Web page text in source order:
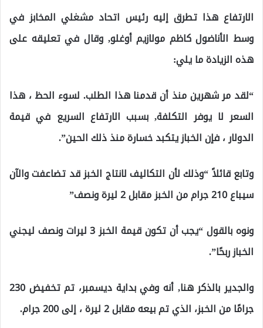
الارتفاع هذا تطرق إليه رئيس اتحاد مشغلي المخابز في
وسط الأناضول كاظم مولازيم أوغلو, وقال في تعليقه على
هذه الزيادة ما يلي:
“لقد مر شهرين منذ أن قدمنا ​​هذا الطلب. لسوء الحظ ، هذا
السعر لا يوفر التكلفة, بسبب الارتفاع السريع في قيمة
الدولار ، فإن الخباز يتكبد خسارة منذ ذلك الحين”.
وتابع قائلاً “وذلك لأن التكاليف لانتاج الخبز قد تضاعفت والآن
سيباع 210 جرام من الخبز مقابل 2 ليرة ونصف”
ونوه بالقول “يجب أن تكون قيمة الخبز 3 ليرات ونصف ليجني
الخباز ربحًا”.
والجدير بالذكر هنا, أنه وفي بداية ديسمبر، تم تخفيض 230
جرامًا من الخبز، الذي تم بيعه مقابل 2 ليرة ، إلى 200 جرام.